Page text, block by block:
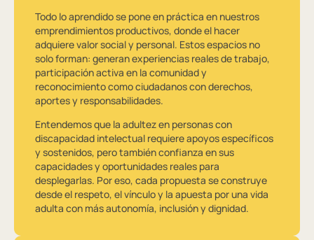
Todo lo aprendido se pone en práctica en nuestros
emprendimientos productivos, donde el hacer
adquiere valor social y personal. Estos espacios no
solo forman: generan experiencias reales de trabajo,
participación activa en la comunidad y
reconocimiento como ciudadanos con derechos,
aportes y responsabilidades.
Entendemos que la adultez en personas con
discapacidad intelectual requiere apoyos específicos
y sostenidos, pero también confianza en sus
capacidades y oportunidades reales para
desplegarlas. Por eso, cada propuesta se construye
desde el respeto, el vínculo y la apuesta por una vida
adulta con más autonomía, inclusión y dignidad.